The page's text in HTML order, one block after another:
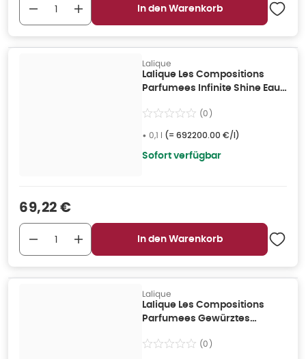
In den Warenkorb
Lalique
Lalique Les Compositions
Parfumees Infinite Shine Eau
(0)
• 0,1 l (= 692200.00 €/l)
Sofort verfügbar
Verkaufspreis
69,22 €
In den Warenkorb
Lalique
Lalique Les Compositions
Parfumees Gewürztes
(0)